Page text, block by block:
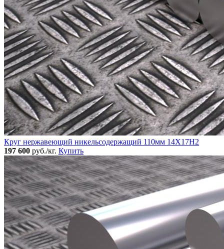
Круг нержавеющий никельсодержащий 110мм 14Х17Н2
197 600 руб./кг. Купить